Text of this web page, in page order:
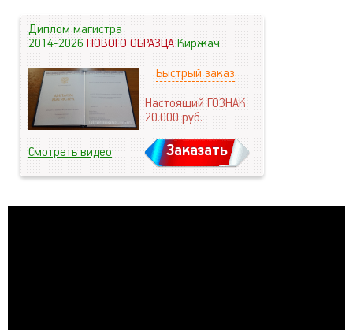
Диплом магистра
2014-2026НОВОГО ОБРАЗЦАКиржач
Быстрый заказ
Настоящий ГОЗНАК
20.000руб.
Смотреть видео Заказать